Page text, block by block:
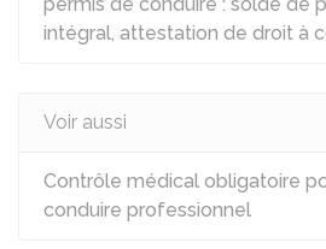
intégral, attestation de droit à
Voir aussi
Contrôle médical obligatoire
conduire professionnel